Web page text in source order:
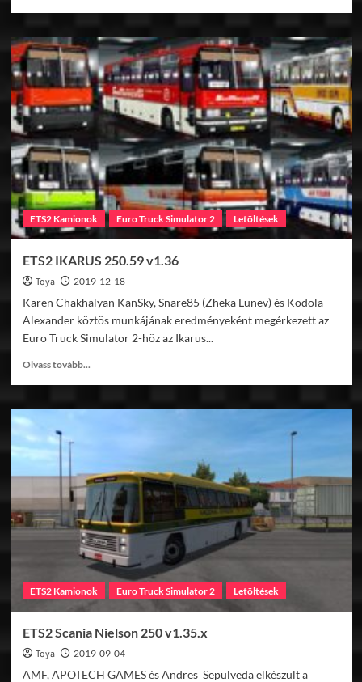
ETS2
RENAULT
12
/
TOROS
v1.36
ETS2 Kamionok Euro Truck Simulator 2 Letöltések
ETS2 IKARUS 250.59 v1.36
Toya 2019-12-18
Karen Chakhalyan KanSky, Snare85 (Zheka Lunev) és Kodola
Alexander köztös munkájának eredményeként megérkezett az
Euro Truck Simulator 2-höz az Ikarus...
Olvass tovább...
ETS2
ETS2 Kamionok Euro Truck Simulator 2 Letöltések
ETS2 Scania Nielson 250 v1.35.x
Toya 2019-09-04
AMF, APOTECH GAMES és Andres_Sepulveda elkészült a